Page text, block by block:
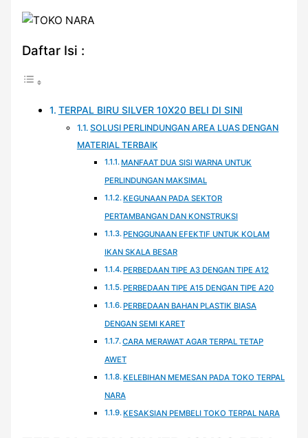
Daftar Isi :
TERPAL BIRU SILVER 10X20 BELI DI SINI
SOLUSI PERLINDUNGAN AREA LUAS DENGAN
MATERIAL TERBAIK
MANFAAT DUA SISI WARNA UNTUK
PERLINDUNGAN MAKSIMAL
KEGUNAAN PADA SEKTOR
PERTAMBANGAN DAN KONSTRUKSI
PENGGUNAAN EFEKTIF UNTUK KOLAM
IKAN SKALA BESAR
PERBEDAAN TIPE A3 DENGAN TIPE A12
PERBEDAAN TIPE A15 DENGAN TIPE A20
PERBEDAAN BAHAN PLASTIK BIASA
DENGAN SEMI KARET
CARA MERAWAT AGAR TERPAL TETAP
AWET
KELEBIHAN MEMESAN PADA TOKO TERPAL
NARA
KESAKSIAN PEMBELI TOKO TERPAL NARA